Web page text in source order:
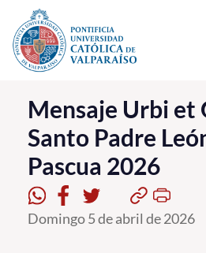
Click acá para ir directamente al
La Universidad
Investigación, Creación e
PUCV Internacional
Vinculación con el Medio
Mensaje Urbi et
Santo Padre
Pascua 2026
Domingo 5 de abril de 2026